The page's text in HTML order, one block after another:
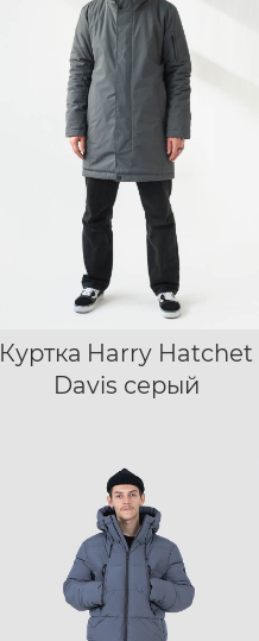
Куртка Harry Hatchet
Davis серый
S M L
XL
XXL
XXXL